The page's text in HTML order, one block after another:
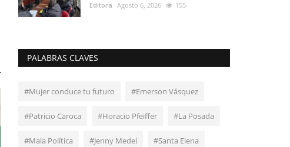
Editora Agosto 6, 2026 155
PALABRAS CLAVES
#Mujer conduce tu futuro #Emerson Vásquez
#Patricio Caroca #Horacio Pfeiffer #La Posada
#Mala Política #Jenny Medel #Santa Elena